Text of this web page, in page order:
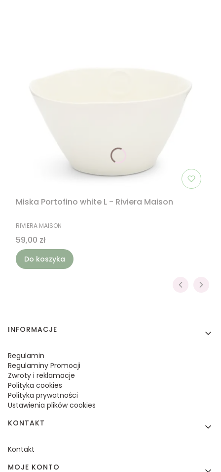
Miska Portofino white L - Riviera Maison
PRODUCENT
RIVIERA MAISON
Cena
59,00 zł
Do koszyka
Linki w stopce
INFORMACJE
Regulamin
Regulaminy Promocji
Zwroty i reklamacje
Polityka cookies
Polityka prywatności
Ustawienia plików cookies
KONTAKT
Kontakt
MOJE KONTO